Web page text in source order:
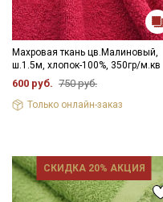
Махровая ткань цв.Малиновый,
ш.1.5м, хлопок-100%, 350гр/м.кв
600 руб. 750 руб.
Только онлайн-заказ
СКИДКА 20% АКЦИЯ
Ознакомлен(а) с
данныхи даю
информационных